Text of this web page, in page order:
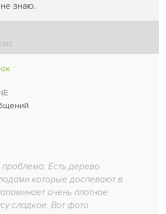
знаю.
Есть дерево
которые доспевают в
очень плотное
сладкое. Вот фото